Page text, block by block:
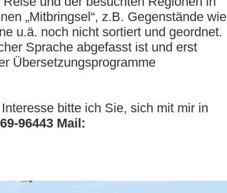
„Mitbringsel“, z.B. Gegenstände wie
u.ä. noch nicht sortiert und geordnet.
Sprache abgefasst ist und erst
Übersetzungsprogramme
bitte ich Sie, sich mit mir in
96443 Mail: